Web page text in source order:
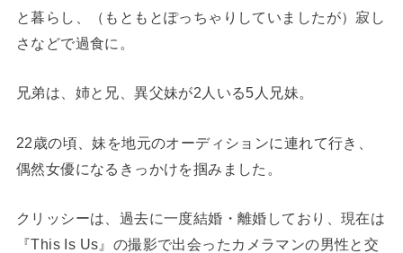
と暮らし、（もともとぽっちゃりしていましたが）寂し
さなどで過食に。
兄弟は、姉と兄、異父妹が2人いる5人兄妹。
22歳の頃、妹を地元のオーディションに連れて行き、
偶然女優になるきっかけを掴みました。
クリッシーは、過去に一度結婚・離婚しており、現在は
『This Is Us』の撮影で出会ったカメラマンの男性と交